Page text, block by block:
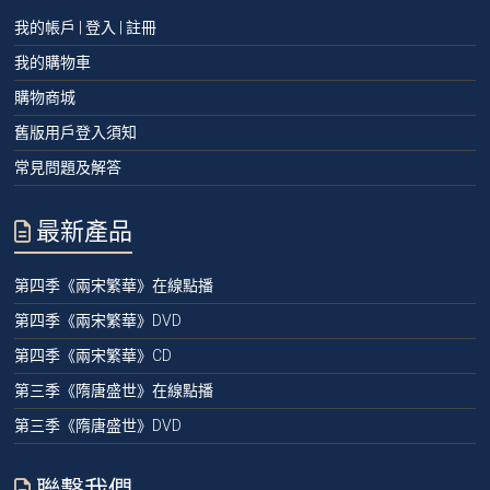
我的帳戶 | 登入 | 註冊
我的購物車
購物商城
舊版用戶登入須知
常見問題及解答
最新產品
第四季《兩宋繁華》在線點播
第四季《兩宋繁華》DVD
第四季《兩宋繁華》CD
第三季《隋唐盛世》在線點播
第三季《隋唐盛世》DVD